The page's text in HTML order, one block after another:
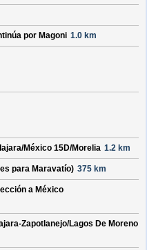
por Magoni 1.0 km
México 15D/Morelia 1.2 km
para Maravatío) 375 km
a México
Zapotlanejo/Lagos De Moreno